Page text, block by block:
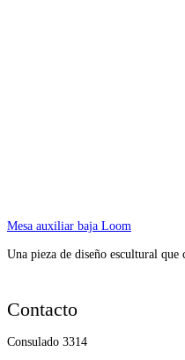
Mesa auxiliar baja Loom
Una pieza de diseño escultural
Contacto
Consulado 3314